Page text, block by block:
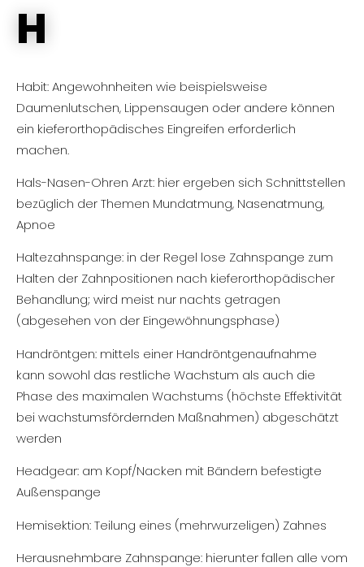
H
Habit: Angewohnheiten wie beispielsweise
Daumenlutschen, Lippensaugen oder andere können
ein kieferorthopädisches Eingreifen erforderlich
machen.
Hals-Nasen-Ohren Arzt: hier ergeben sich Schnittstellen
bezüglich der Themen Mundatmung, Nasenatmung,
Apnoe
Haltezahnspange: in der Regel lose Zahnspange zum
Halten der Zahnpositionen nach kieferorthopädischer
Behandlung; wird meist nur nachts getragen
(abgesehen von der Eingewöhnungsphase)
Handröntgen: mittels einer Handröntgenaufnahme
kann sowohl das restliche Wachstum als auch die
Phase des maximalen Wachstums (höchste Effektivität
bei wachstumsfördernden Maßnahmen) abgeschätzt
werden
Headgear: am Kopf/Nacken mit Bändern befestigte
Außenspange
Hemisektion: Teilung eines (mehrwurzeligen) Zahnes
Herausnehmbare Zahnspange: hierunter fallen alle vom